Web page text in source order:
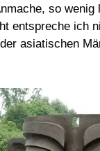
so wenig
entspreche ich
asiatischen